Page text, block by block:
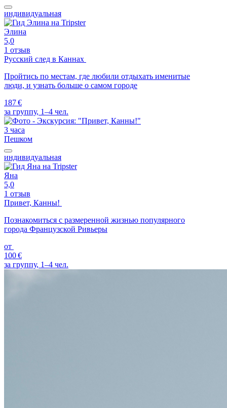
индивидуальная
Элина
5,0
1 отзыв
Русский след в Каннах
Пройтись по местам, где любили отдыхать именитые
люди, и узнать больше о самом городе
187 €
за группу, 1–4 чел.
3 часа
Пешком
индивидуальная
Яна
5,0
1 отзыв
Привет, Канны!
Познакомиться с размеренной жизнью популярного
города Французской Ривьеры
от
100 €
за группу, 1–4 чел.